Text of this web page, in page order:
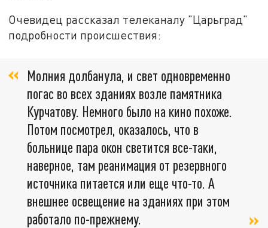
Очевидец рассказал телеканалу "Царьград"
подробности происшествия:
Молния долбанула, и свет одновременно
погас во всех зданиях возле памятника
Курчатову. Немного было на кино похоже.
Потом посмотрел, оказалось, что в
больнице пара окон светится все-таки,
наверное, там реанимация от резервного
источника питается или еще что-то. А
внешнее освещение на зданиях при этом
работало по-прежнему.